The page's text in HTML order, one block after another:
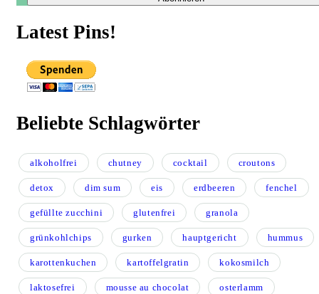
Latest Pins!
Beliebte Schlagwörter
alkoholfrei chutney cocktail croutons
detox dim sum eis erdbeeren fenchel
gefüllte zucchini glutenfrei granola
grünkohlchips gurken hauptgericht hummus
karottenkuchen kartoffelgratin kokosmilch
laktosefrei mousse au chocolat osterlamm